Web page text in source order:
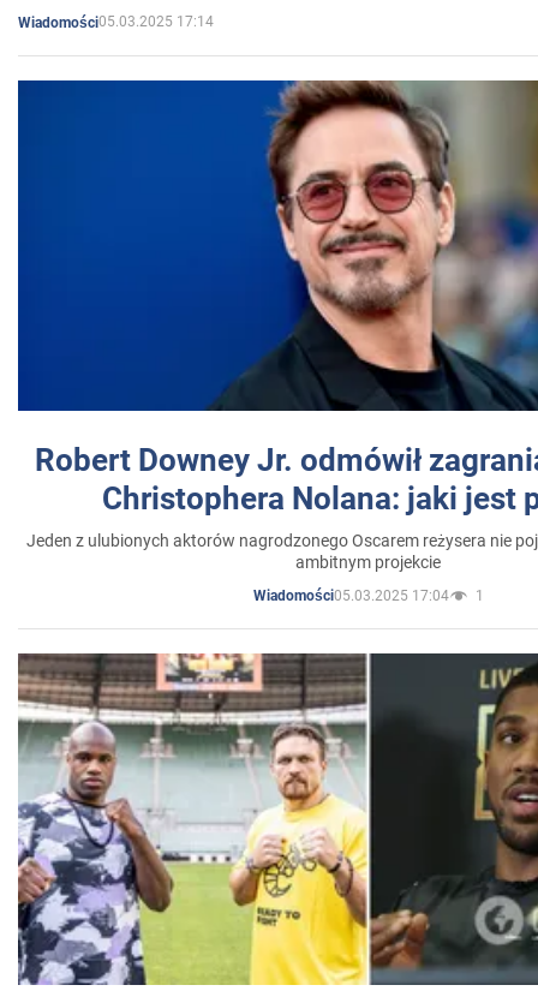
Wiadomości05.03.2025 17:14
Robert Downey Jr. odmówił
Christophera Nolana: jaki jest
Jeden z ulubionych aktorów nagrodzonego Oscarem reżysera nie
ambitnym projekcie
Wiadomości05.03.2025 17:04 1